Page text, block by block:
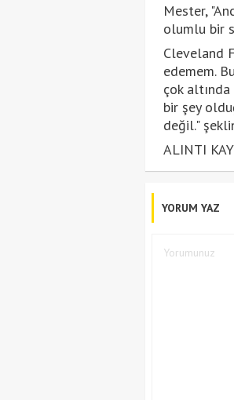
Mester,
olumlu bir
Cleveland
edemem.
çok
bir şey
değil."
ALINTI
YORUM YAZ